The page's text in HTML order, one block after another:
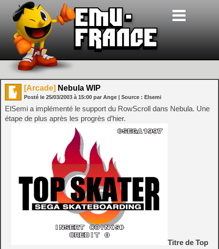
[Arcade] Nebula WIP
Posté le 25/03/2003 à 15:00 par Ange | Source : Elsemi
ElSemi a implémenté le support du RowScroll dans Nebula. Une
étape de plus après les progrès d’hier.
Titre de Top